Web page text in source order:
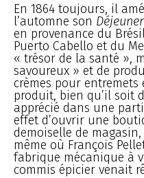
En 1864 toujours, il
l’automne son
en provenance du
Puerto Cabello et du
« trésor de la santé »,
savoureux » et de
crèmes pour
produit, bien qu’il soit
apprécié dans une
effet d’ouvrir une
demoiselle de
même où François
fabrique mécanique à
commis épicier venait